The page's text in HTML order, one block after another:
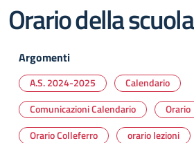
Orario della scuola
Argomenti
A.S. 2024-2025
Calendario
Comunicazioni Calendario
Orario
Orario Colleferro
orario lezioni